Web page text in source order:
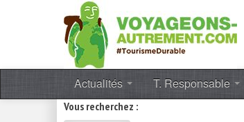
Actualités T. Responsable
Vous recherchez :